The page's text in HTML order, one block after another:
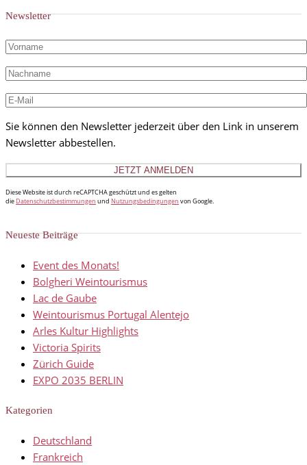
Newsletter
Sie können den Newsletter jederzeit über den Link in unserem
Newsletter abbestellen.
Diese Website ist durch reCAPTCHA geschützt und es gelten
die Datenschutzbestimmungen und Nutzungsbedingungen von Google.
Neueste Beiträge
Event des Monats!
Bolgheri Weintourismus
Lac de Gaube
Weintourismus Portugal Alentejo
Arles Kultur Highlights
Victoria Spirits
Zürich Guide
EXPO 2035 BERLIN
Kategorien
Deutschland
Frankreich